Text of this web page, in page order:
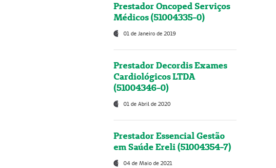
Prestador Oncoped Serviços
Médicos (51004335-0)
01 de Janeiro de 2019
Prestador Decordis Exames
Cardiológicos LTDA
(51004346-0)
01 de Abril de 2020
Prestador Essencial Gestão
em Saúde Ereli (51004354-7)
04 de Maio de 2021